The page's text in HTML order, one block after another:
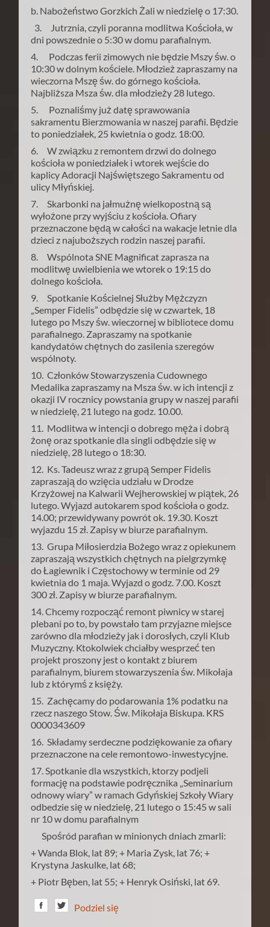
b. Nabożeństwo Gorzkich Żali w niedzielę o 17:30.
3. Jutrznia, czyli poranna modlitwa Kościoła, w
dni powszednie o 5:30 w domu parafialnym.
4. Podczas ferii zimowych nie będzie Mszy św. o
10:30 w dolnym kościele. Młodzież zapraszamy na
wieczorna Mszę św. do górnego kościoła.
Najbliższa Msza św. dla młodzieży 28 lutego.
5. Poznaliśmy już datę sprawowania
sakramentu Bierzmowania w naszej parafii. Będzie
to poniedziałek, 25 kwietnia o godz. 18:00.
6. W związku z remontem drzwi do dolnego
kościoła w poniedziałek i wtorek wejście do
kaplicy Adoracji Najświętszego Sakramentu od
ulicy Młyńskiej.
7. Skarbonki na jałmużnę wielkopostną są
wyłożone przy wyjściu z kościoła. Ofiary
przeznaczone będą w całości na wakacje letnie dla
dzieci z najuboższych rodzin naszej parafii.
8. Wspólnota SNE Magnificat zaprasza na
modlitwę uwielbienia we wtorek o 19:15 do
dolnego kościoła.
9. Spotkanie Kościelnej Służby Mężczyzn
„Semper Fidelis” odbędzie się w czwartek, 18
lutego po Mszy św. wieczornej w bibliotece domu
parafialnego. Zapraszamy na spotkanie
kandydatów chętnych do zasilenia szeregów
wspólnoty.
10. Członków Stowarzyszenia Cudownego
Medalika zapraszamy na Msza św. w ich intencji z
okazji IV rocznicy powstania grupy w naszej parafii
w niedzielę, 21 lutego na godz. 10.00.
11. Modlitwa w intencji o dobrego męża i dobrą
żonę oraz spotkanie dla singli odbędzie się w
niedzielę, 28 lutego o 18:30.
12. Ks. Tadeusz wraz z grupą Semper Fidelis
zapraszają do wzięcia udziału w Drodze
Krzyżowej na Kalwarii Wejherowskiej w piątek, 26
lutego. Wyjazd autokarem spod kościoła o godz.
14.00; przewidywany powrót ok. 19.30. Koszt
wyjazdu 15 zł. Zapisy w biurze parafialnym.
13. Grupa Miłosierdzia Bożego wraz z opiekunem
zapraszają wszystkich chętnych na pielgrzymkę
do Łagiewnik i Częstochowy w terminie od 29
kwietnia do 1 maja. Wyjazd o godz. 7.00. Koszt
300 zł. Zapisy w biurze parafialnym.
14. Chcemy rozpocząć remont piwnicy w starej
plebani po to, by powstało tam przyjazne miejsce
zarówno dla młodzieży jak i dorosłych, czyli Klub
Muzyczny. Ktokolwiek chciałby wesprzeć ten
projekt proszony jest o kontakt z biurem
parafialnym, biurem stowarzyszenia św. Mikołaja
lub z którymś z księży.
15. Zachęcamy do podarowania 1% podatku na
rzecz naszego Stow. Św. Mikołaja Biskupa. KRS
0000343609
16. Składamy serdeczne podziękowanie za ofiary
przeznaczone na cele remontowo-inwestycyjne.
17. Spotkanie dla wszystkich, ktorzy podjeli
formację na podstawie podręcznika „Seminarium
odnowy wiary” w ramach Gdyńskiej Szkoły Wiary
odbedzie się w niedzielę, 21 lutego o 15:45 w sali
nr 10 w domu parafialnym
Spośród parafian w minionych dniach zmarli:
+ Wanda Blok, lat 89; + Maria Zysk, lat 76; +
Krystyna Jaskulke, lat 68;
+ Piotr Bęben, lat 55; + Henryk Osiński, lat 69.
Podziel się